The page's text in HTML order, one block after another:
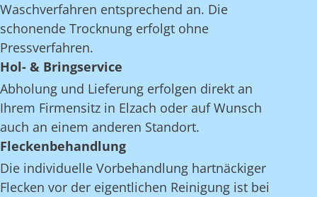
Waschverfahren entsprechend an. Die
schonende Trocknung erfolgt ohne
Pressverfahren.
Hol- & Bringservice
Abholung und Lieferung erfolgen direkt an
Ihrem Firmensitz in Elzach oder auf Wunsch
auch an einem anderen Standort.
Fleckenbehandlung
Die individuelle Vorbehandlung hartnäckiger
Flecken vor der eigentlichen Reinigung ist bei